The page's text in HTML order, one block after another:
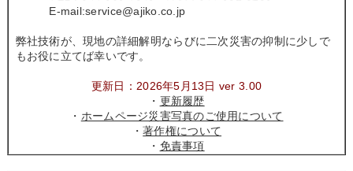
E-mail:service@ajiko.co.jp
弊社技術が、現地の詳細解明ならびに二次災害の抑制に少しで
もお役に立てば幸いです。
更新日：2026年5月13日 ver 3.00
・ 更新履歴
・ ホームページ災害写真のご使用について
・著作権について
・ 免責事項